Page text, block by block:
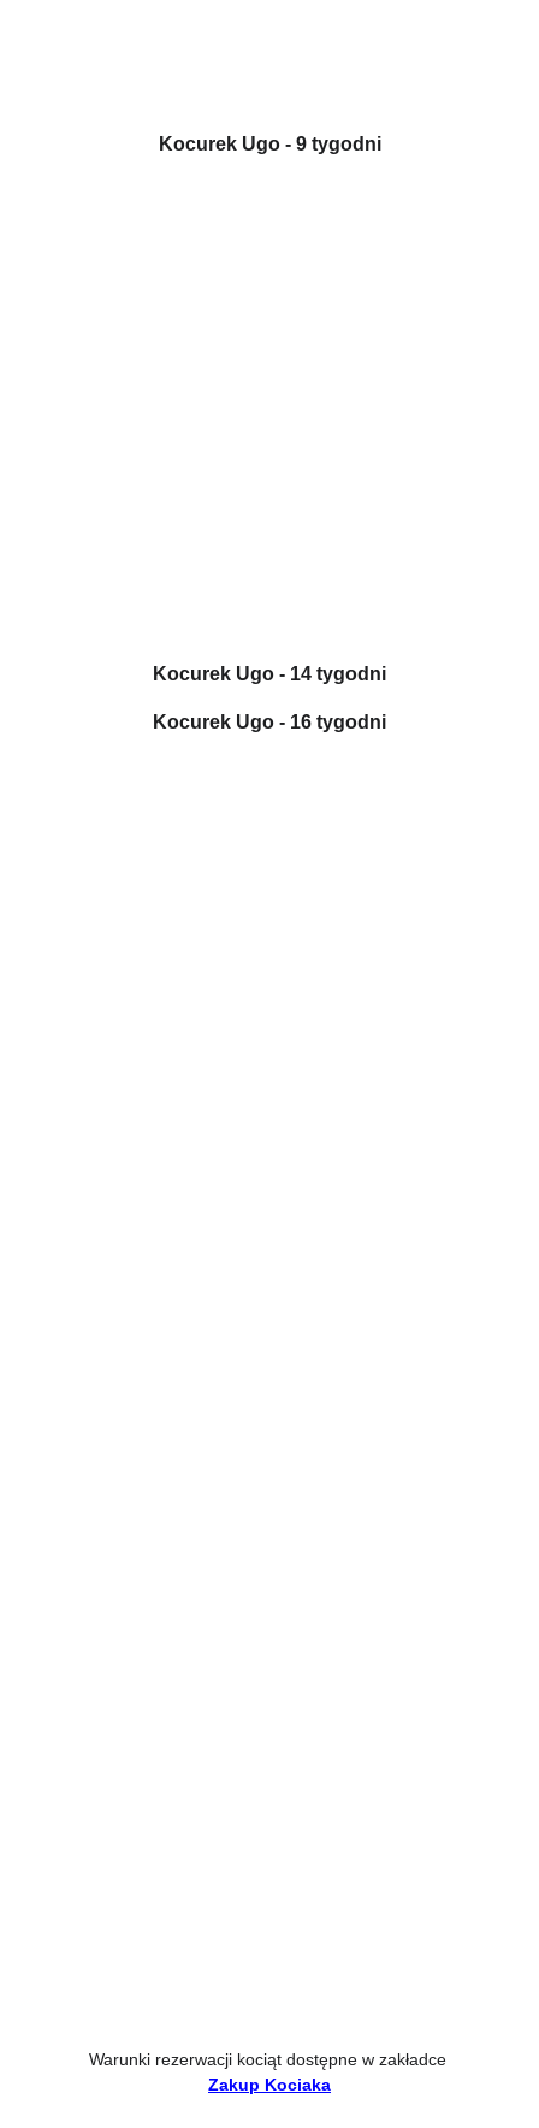
Warunki rezerwacji kociąt dostępne w zakładce
Zakup Kociaka
Kocurek Ugo - 9 tygodni
Kocurek Ugo - 14 tygodni
Kocurek Ugo - 16 tygodni